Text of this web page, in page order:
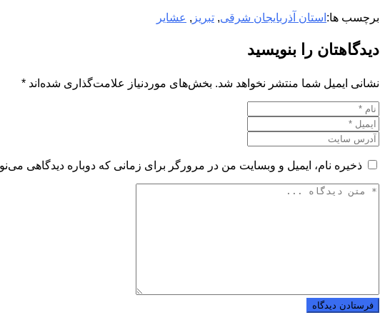
برچسب ها: استان آذربایجان شرقی, تبریز , عشایر
دیدگاهتان را بنویسید
نشانی ایمیل شما منتشر نخواهد شد. بخش‌های موردنیاز علامت‌گذاری شده‌اند *
ذخیره نام، ایمیل و وبسایت من در مرورگر برای زمانی که دوباره دیدگاهی